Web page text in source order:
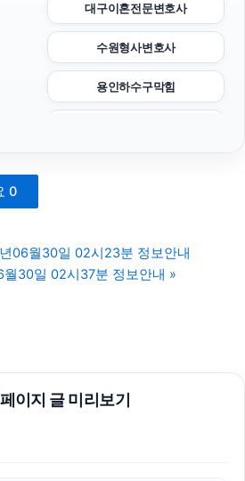
대구이혼전문변호사
수원형사변호사
용인하수구막힘
서울이혼전문변호사
강남상간소송변호사
0
06월30일 02시23분 정보안내
30일 02시37분 정보안내 »
이지 글 미리보기